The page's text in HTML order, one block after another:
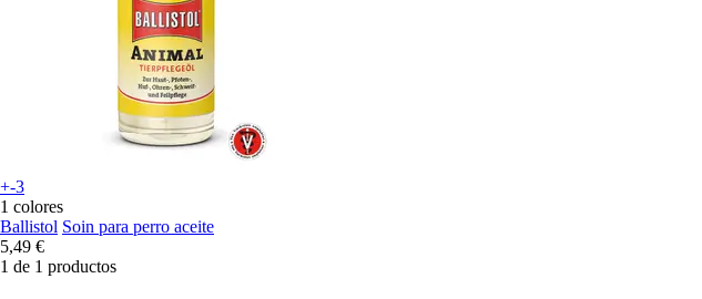
+-3
1 colores
Ballistol Soin para perro aceite
5,49 €
1 de 1 productos